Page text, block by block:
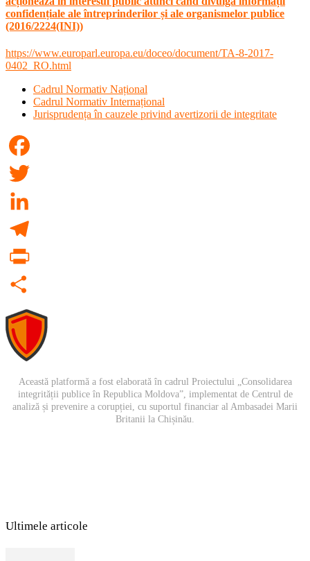
confidențiale ale întreprinderilor și ale organismelor publice
(2016/2224(INI))
https://www.europarl.europa.eu/doceo/document/TA-8-2017-
0402_RO.html
Cadrul Normativ Național
Cadrul Normativ Internațional
Jurisprudența în cauzele privind avertizorii de integritate
Facebook
Twitter
LinkedIn
Telegram
PrintFriendly
Partajează
Această platformă a fost elaborată în cadrul Proiectului „Consolidarea
integrității publice în Republica Moldova”, implementat de Centrul de
analiză și prevenire a corupției, cu suportul financiar al Ambasadei Marii
Britanii la Chișinău.
Ultimele articole